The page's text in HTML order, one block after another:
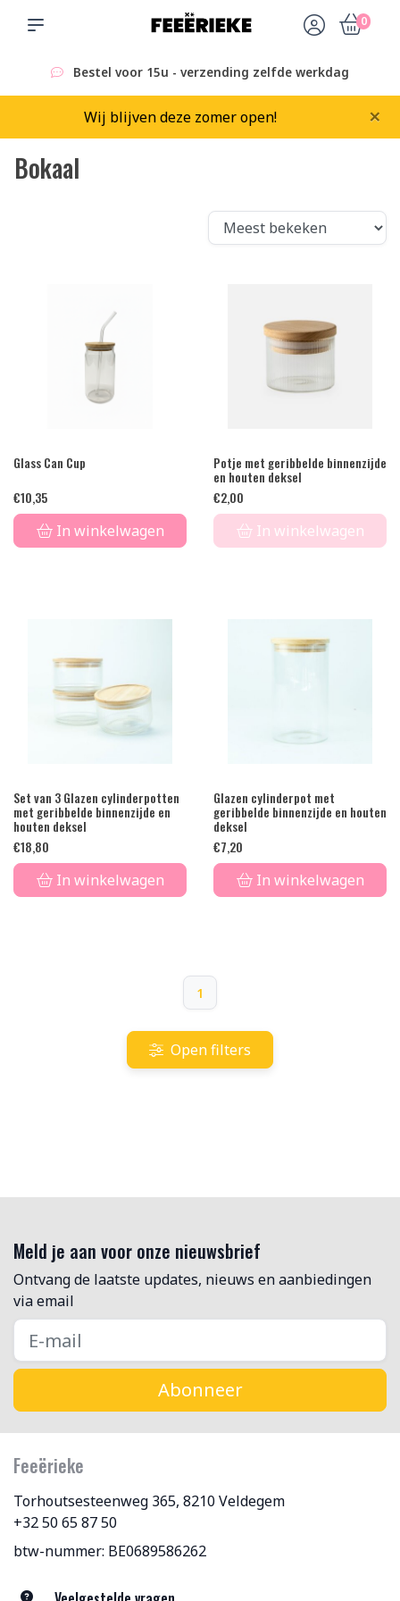
0
Bestel voor 15u - verzending zelfde werkdag
Wij blijven deze zomer open! ×
Bokaal
Glass Can Cup
€10,35
In winkelwagen
Potje met geribbelde binnenzijde
en houten deksel
€2,00
In winkelwagen
Set van 3 Glazen cylinderpotten
met geribbelde binnenzijde en
houten deksel
€18,80
In winkelwagen
Glazen cylinderpot met
geribbelde binnenzijde en houten
deksel
€7,20
In winkelwagen
1
Open filters
Meld je aan voor onze nieuwsbrief
Ontvang de laatste updates, nieuws en aanbiedingen
via email
Abonneer
Feeërieke
Torhoutsesteenweg 365, 8210 Veldegem
+32 50 65 87 50
btw-nummer: BE0689586262